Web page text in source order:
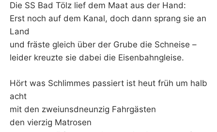
Die SS Bad Tölz lief dem Maat aus der Hand:
Erst noch auf dem Kanal, doch dann sprang sie an
Land
und fräste gleich über der Grube die Schneise –
leider kreuzte sie dabei die Eisenbahngleise.
Hört was Schlimmes passiert ist heut früh um halb
acht
mit den zweiunsdneunzig Fahrgästen
den vierzig Matrosen